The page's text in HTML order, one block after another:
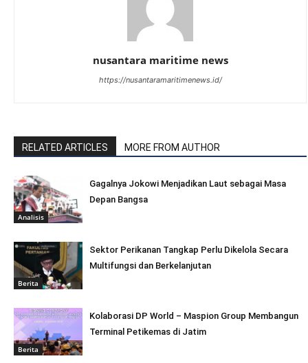
nusantara maritime news
https://nusantaramaritimenews.id/
RELATED ARTICLES MORE FROM AUTHOR
Analisis
Gagalnya Jokowi Menjadikan Laut sebagai Masa
Depan Bangsa
Berita
Sektor Perikanan Tangkap Perlu Dikelola Secara
Multifungsi dan Berkelanjutan
Berita
Kolaborasi DP World – Maspion Group Membangun
Terminal Petikemas di Jatim